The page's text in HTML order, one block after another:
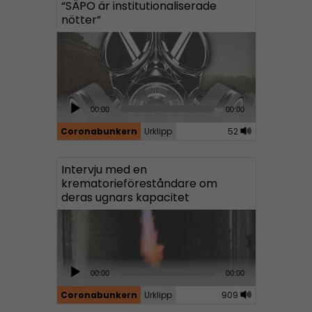
“SÄPO är institutionaliserade
nötter”
A
u
d
o
P
l
00:00 00:00
Coronabunkern Urklipp 52
Intervju med en
krematorieföreståndare om
deras ugnars kapacitet
A
u
d
00:00 00:00
Coronabunkern Urklipp 909